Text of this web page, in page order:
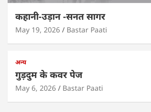
कहानी-उड़ान -सनत सागर
May 19, 2026 Bastar Paati
अन्य
गुड़दुम के कवर पेज
May 6, 2026 Bastar Paati